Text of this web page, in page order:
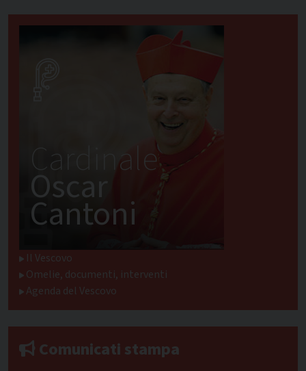
Cardinale
Oscar
Cantoni
Il Vescovo
Omelie, documenti, interventi
Agenda del Vescovo
Comunicati stampa